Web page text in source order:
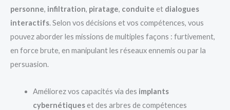
personne, infiltration, piratage, conduite et dialogues
interactifs. Selon vos décisions et vos compétences, vous
pouvez aborder les missions de multiples façons : furtivement,
en force brute, en manipulant les réseaux ennemis ou par la
persuasion.
Améliorez vos capacités via des implants
cybernétiqueset des arbres de compétences